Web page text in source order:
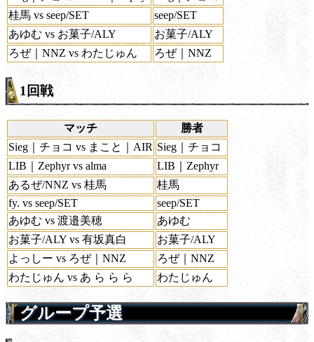
桂馬 vs seep/SET
seep/SET
あゆむ vs お菓子/ALY
お菓子/ALY
ろぜ｜NNZ vs わたじゅん
ろぜ｜NNZ
1回戦
マッチ
勝者
Sieg｜チョコ vs まこと｜AIR Sieg｜チョコ
LIB｜Zephyr vs alma
LIB｜Zephyr
あるぜ/NNZ vs 桂馬
桂馬
fy. vs seep/SET
seep/SET
あゆむ vs 渡邉美穂
あゆむ
お菓子/ALY vs 有坂真白
お菓子/ALY
よっしー vs ろぜ｜NNZ
ろぜ｜NNZ
わたじゅん vs あ ら ら ら
わたじゅん
グループ予選